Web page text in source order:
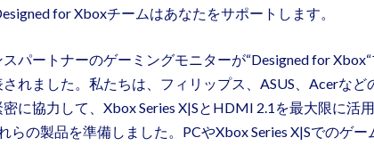
for Xboxチームはあなたをサポートします。
パートナーのゲーミングモニターが“Designed for
れました。私たちは、フィリップス、ASUS、Acerなど
に協力して、Xbox Series X|SとHDMI 2.1を最大限に活
らの製品を準備しました。PCやXbox Series X|Sでのゲー